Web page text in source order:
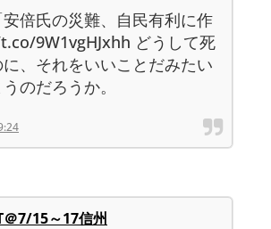
倍氏の災難、自民有利に作
9W1vgHJxhh どうして死
、それをいいことだみたい
のだろうか。
7/15～17信州